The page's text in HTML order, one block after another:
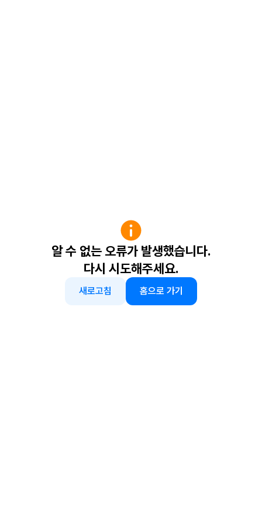
알 수 없는 오류가 발생했습니다.
다시 시도해주세요.
새로고침 홈으로 가기